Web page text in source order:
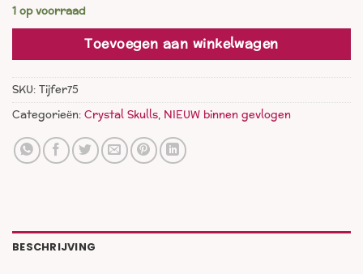
1 op voorraad
Toevoegen aan winkelwagen
SKU:Tijfer75
Categorieën:Crystal Skulls, NIEUW binnen gevlogen
BESCHRIJVING